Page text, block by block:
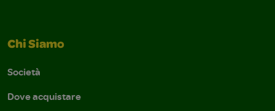
Chi Siamo
Società
Dove acquistare